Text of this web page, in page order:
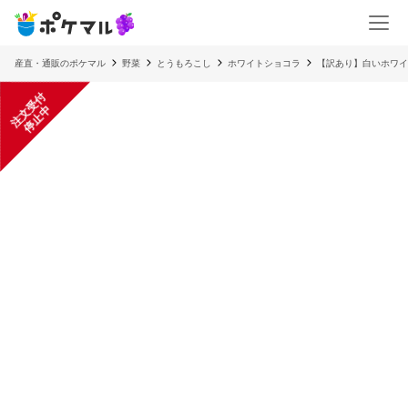
産直・通販のポケマル 野菜 とうもろこし ホワイトショコラ 【訳あり】白いホワ
注
文
受
付
停
止
中